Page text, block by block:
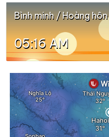
Bình minh / Hoàng hôn
05:16 AM